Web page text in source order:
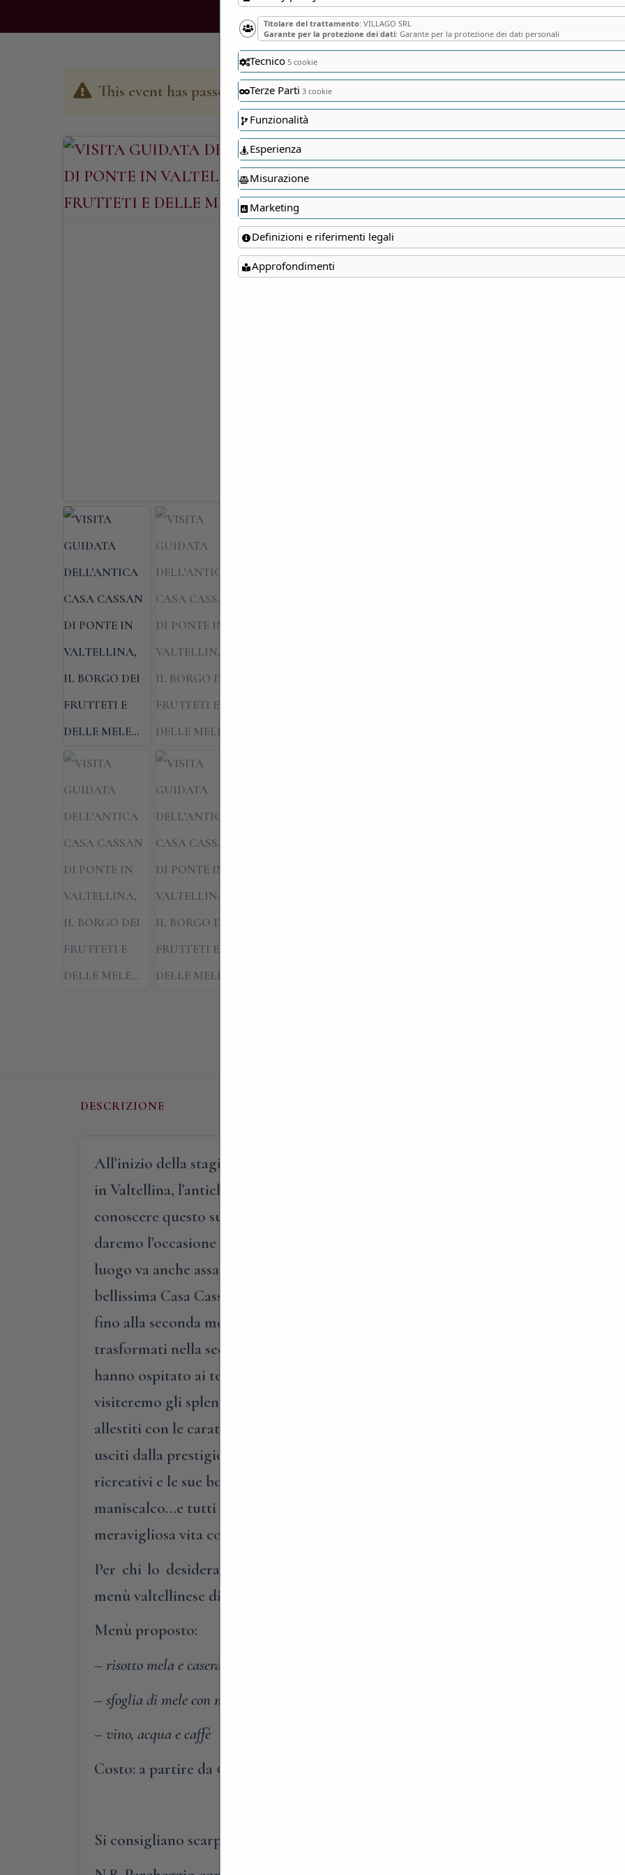
This event has passed
VISITA GUIDATA
DI PONTE IN
FRUTTETI E
Inserisci qui sotto il
DESCRIZIONE
All’inizio della stagione autunnale, Vi proponiamo la visita del più esteso
in Valtellina, l’antichissimo borgo delle mele dalla storia “gustosa” ed
conoscere questo suggestivo paese dalle sue abitazioni private, ricche di storia e
daremo l’occasione di approfondire anche i suoi profumi e i suoi inconfondibili
luogo va anche assaporata! Inizieremo quindi il nostro tour da una delle
bellissima Casa Cassan, la cui struttura originaria risale addirittura al
fino alla seconda metà del XIX secolo. Scopriremo le stanze e gli affreschi dei
trasformati nella sede di un’interessantissima casa editrice, per poi
hanno ospitato ai tempi un’azienda mineraria impegnata ad estrarre una vena
visiteremo gli splendidi giardini di Casa Cassan, affacciati sulle alpi, immersi in
allestiti con le caratteristiche quinte scenografiche tipiche valtellinesi. Saranno un
usciti dalla prestigiosa dimora, entreremo nel borgo, tra le case dei borghigiani,
ricreativi e le sue botteghe, incontreremo un negozietto di biancheria, uno di
maniscalco…e tutti insieme ci aiuteranno a comporre il puzzle della storia e della
meravigliosa vita comunitaria.
Per chi lo desidera, prima della visita, sarà possibile degustare, presso un
menù valtellinese di storiche ricette con le mele…del resto nel più grande meleto
Menù proposto:
– risotto mela e casera
– sfoglia di mele con miele
– vino, acqua e caffè
Costo: a partire da €20 a persona per pranzo come sopra indicato
Si consigliano scarpe comode
Titolare del trattamento: VILLAGO SRL
Garante per la protezione dei dati: Garante per la protezione dei dati personali
Tecnico 5 cookie
Terze Parti 3 cookie
Funzionalità
Esperienza
Misurazione
Marketing
Definizioni e riferimenti legali
Approfondimenti